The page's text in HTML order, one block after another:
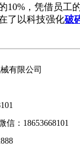
10%，凭借员工
了以科技强化破
有限公司
18653668101